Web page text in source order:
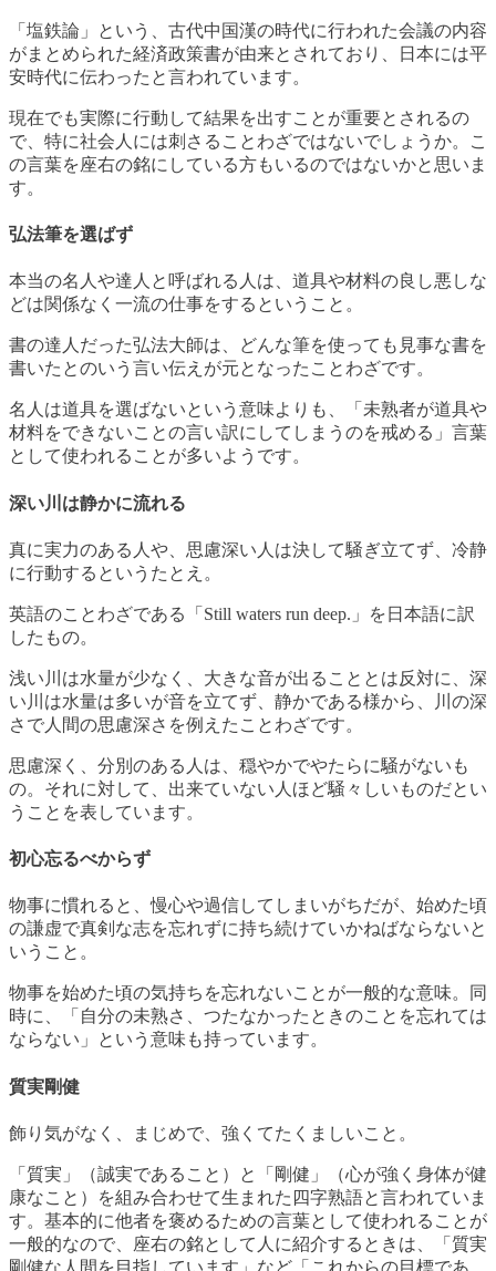
「塩鉄論」という、古代中国漢の時代に行われた会議の内容
がまとめられた経済政策書が由来とされており、日本には平
安時代に伝わったと言われています。
現在でも実際に行動して結果を出すことが重要とされるの
で、特に社会人には刺さることわざではないでしょうか。こ
の言葉を座右の銘にしている方もいるのではないかと思いま
す。
弘法筆を選ばず
本当の名人や達人と呼ばれる人は、道具や材料の良し悪しな
どは関係なく一流の仕事をするということ。
書の達人だった弘法大師は、どんな筆を使っても見事な書を
書いたとのいう言い伝えが元となったことわざです。
名人は道具を選ばないという意味よりも、「未熟者が道具や
材料をできないことの言い訳にしてしまうのを戒める」言葉
として使われることが多いようです。
深い川は静かに流れる
真に実力のある人や、思慮深い人は決して騒ぎ立てず、冷静
に行動するというたとえ。
英語のことわざである「Still waters run deep.」を日本語に訳
したもの。
浅い川は水量が少なく、大きな音が出ることとは反対に、深
い川は水量は多いが音を立てず、静かである様から、川の深
さで人間の思慮深さを例えたことわざです。
思慮深く、分別のある人は、穏やかでやたらに騒がないも
の。それに対して、出来ていない人ほど騒々しいものだとい
うことを表しています。
初心忘るべからず
物事に慣れると、慢心や過信してしまいがちだが、始めた頃
の謙虚で真剣な志を忘れずに持ち続けていかねばならないと
いうこと。
物事を始めた頃の気持ちを忘れないことが一般的な意味。同
時に、「自分の未熟さ、つたなかったときのことを忘れては
ならない」という意味も持っています。
質実剛健
飾り気がなく、まじめで、強くてたくましいこと。
「質実」（誠実であること）と「剛健」（心が強く身体が健
康なこと）を組み合わせて生まれた四字熟語と言われていま
す。基本的に他者を褒めるための言葉として使われることが
一般的なので、座右の銘として人に紹介するときは、「質実
剛健な人間を目指しています」など「これからの目標であ